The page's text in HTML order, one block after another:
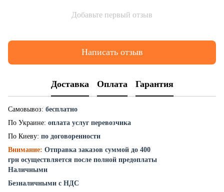
Добавьте первый отзыв
Написать отзыв
Доставка Оплата Гарантия
Самовывоз: бесплатно
По Украине: оплата услуг перевозчика
По Киеву: по договоренности
Внимание: Отправка заказов суммой до 400
грн осуществляется после полной предоплаты
Наличными
Безналичными с НДС